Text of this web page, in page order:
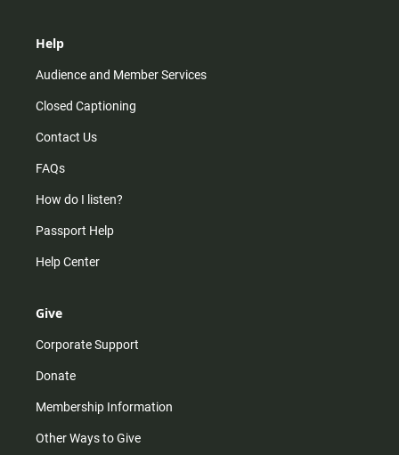
Help
Audience and Member Services
Closed Captioning
Contact Us
FAQs
How do I listen?
Passport Help
Help Center
Give
Corporate Support
Donate
Membership Information
Other Ways to Give